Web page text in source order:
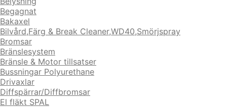
Begagnat
Bakaxel
Bilvård,Färg & Break Cleaner,WD40,Smörjspray
Bromsar
Bränslesystem
Bränsle & Motor tillsatser
Bussningar Polyurethane
Drivaxlar
Diffspärrar/Diffbromsar
El fläkt SPAL